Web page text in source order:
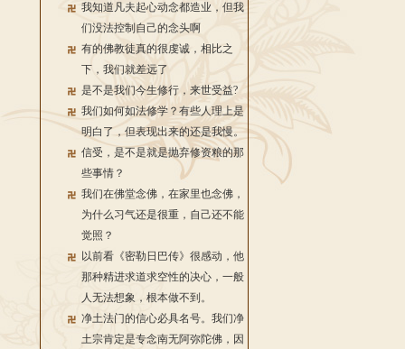
我知道凡夫起心动念都造业，但我
们没法控制自己的念头啊
有的佛教徒真的很虔诚，相比之
下，我们就差远了
是不是我们今生修行，来世受益?
我们如何如法修学？有些人理上是
明白了，但表现出来的还是我慢。
信受，是不是就是抛弃修资粮的那
些事情？
我们在佛堂念佛，在家里也念佛，
为什么习气还是很重，自己还不能
觉照？
以前看《密勒日巴传》很感动，他
那种精进求道求空性的决心，一般
人无法想象，根本做不到。
净土法门的信心必具名号。我们净
土宗肯定是专念南无阿弥陀佛，因